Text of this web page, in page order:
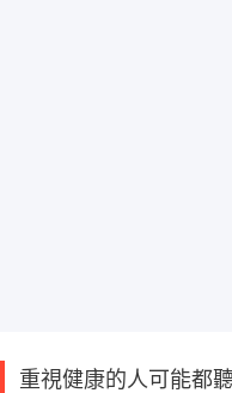
重視健康的人可能都